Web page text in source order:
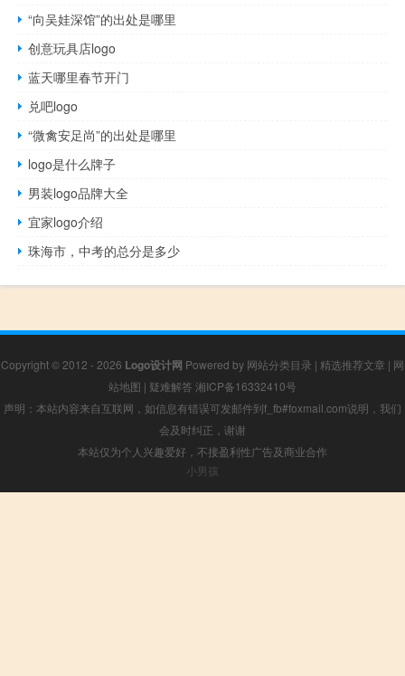
“向吴娃深馆”的出处是哪里
创意玩具店logo
蓝天哪里春节开门
兑吧logo
“微禽安足尚”的出处是哪里
logo是什么牌子
男装logo品牌大全
宜家logo介绍
珠海市，中考的总分是多少
Copyright © 2012 - 2026 Logo设计网 Powered by 网站分类目录 | 精选推荐文章 | 网
站地图 | 疑难解答 湘ICP备16332410号
声明：本站内容来自互联网，如信息有错误可发邮件到f_fb#foxmail.com说明，我们
会及时纠正，谢谢
本站仅为个人兴趣爱好，不接盈利性广告及商业合作
小男孩